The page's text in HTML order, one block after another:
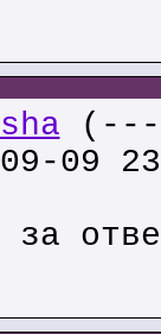
(---
09
за